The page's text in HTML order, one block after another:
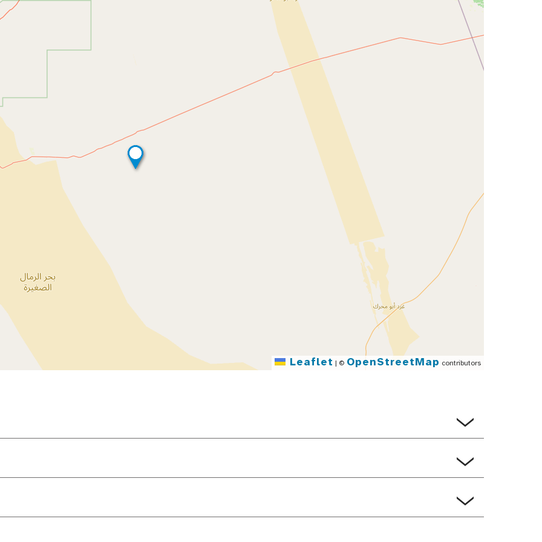
Leaflet © OpenStreetMap contributors